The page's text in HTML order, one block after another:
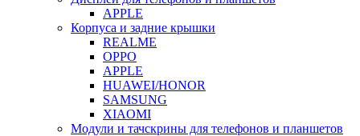
APPLE
Корпуса и задние крышки
REALME
OPPO
APPLE
HUAWEI/HONOR
SAMSUNG
XIAOMI
Модули и тачскрины для телефонов и планшетов